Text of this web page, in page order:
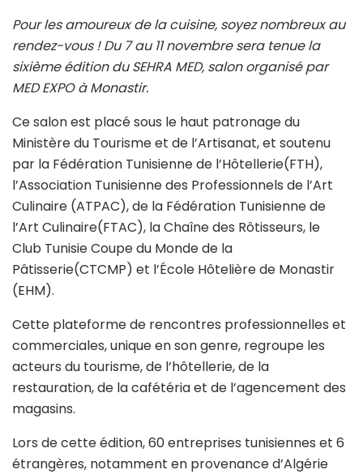
Pour les amoureux de la cuisine, soyez nombreux au
rendez-vous ! Du 7 au 11 novembre sera tenue la
sixième édition du SEHRA MED, salon organisé par
MED EXPO à Monastir.
Ce salon est placé sous le haut patronage du
Ministère du Tourisme et de l’Artisanat, et soutenu
par la Fédération Tunisienne de l’Hôtellerie(FTH),
l’Association Tunisienne des Professionnels de l’Art
Culinaire (ATPAC), de la Fédération Tunisienne de
l’Art Culinaire(FTAC), la Chaîne des Rôtisseurs, le
Club Tunisie Coupe du Monde de la
Pâtisserie(CTCMP) et l’École Hôtelière de Monastir
(EHM).
Cette plateforme de rencontres professionnelles et
commerciales, unique en son genre, regroupe les
acteurs du tourisme, de l’hôtellerie, de la
restauration, de la cafétéria et de l’agencement des
magasins.
Lors de cette édition, 60 entreprises tunisiennes et 6
étrangères, notamment en provenance d’Algérie